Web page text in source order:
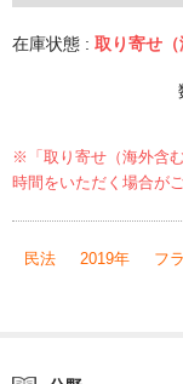
在庫状態 : 取り寄せ（
※「取り寄せ（海外含
時間をいただく場合が
民法 2019年 フ